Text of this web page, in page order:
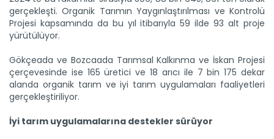
gerçekleşti. Organik Tarımın Yaygınlaştırılması ve Kontrolü
Projesi kapsamında da bu yıl itibarıyla 59 ilde 93 alt proje
yürütülüyor.
Gökçeada ve Bozcaada Tarımsal Kalkınma ve İskan Projesi
çerçevesinde ise 165 üretici ve 18 arıcı ile 7 bin 175 dekar
alanda organik tarım ve iyi tarım uygulamaları faaliyetleri
gerçekleştiriliyor.
İyi tarım uygulamalarına destekler sürüyor
Tarım İşletmeleri Genel Müdürlüğü, piyasa ihtiyacını
karşılamak...
Devamını Oku ->